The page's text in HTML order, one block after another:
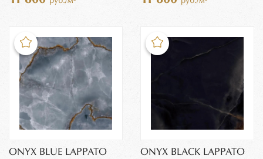
ONYX BLUE LAPPATO
ONYX BLACK LAPPATO